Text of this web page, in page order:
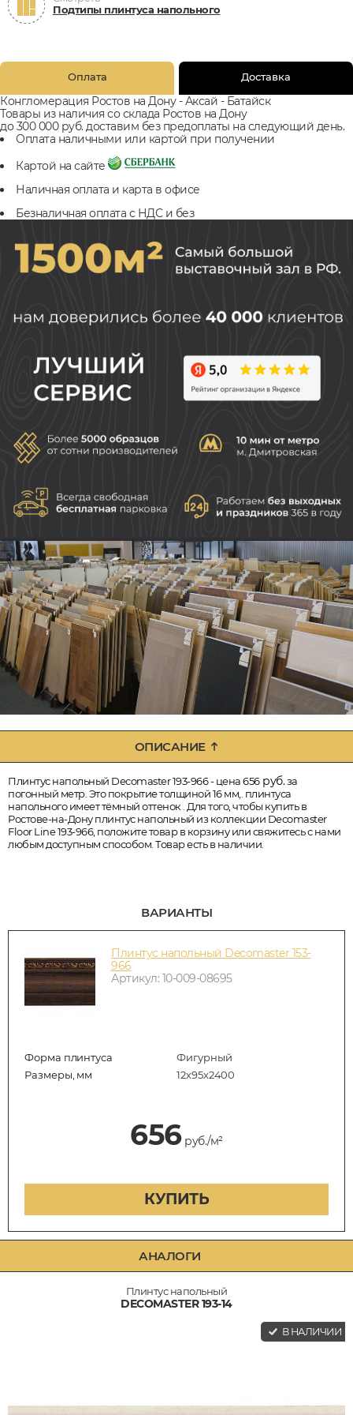
Подтипы плинтуса напольного
Оплата Доставка
Конгломерация Ростов на Дону - Аксай - Батайск
Товары из наличия со склада Ростов на Дону
до 300 000 руб. доставим без предоплаты на следующий день.
Оплата наличными или картой при получении
Картой на сайте
Наличная оплата и карта в офисе
Безналичная оплата с НДС и без
ОПИСАНИЕ
Плинтус напольный Decomaster 193-966 - цена 656руб.за
погонный метр. Это покрытие толщиной 16 мм,. плинтуса
напольного имеет тёмный оттенок . Для того, чтобы купить в
Ростове-на-Дону плинтус напольный из коллекции Decomaster
Floor Line 193-966, положите товар в корзину или свяжитесь с нами
любым доступным способом. Товар есть в наличии.
ВАРИАНТЫ
Плинтус напольный Decomaster 153-
966
Артикул: 10-009-08695
Форма плинтуса
Фигурный
Размеры, мм
12х95х2400
656руб./м²
КУПИТЬ
АНАЛОГИ
Плинтус напольный
DECOMASTER 193-14
В НАЛИЧИИ